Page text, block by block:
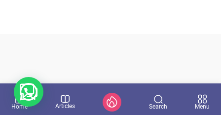
Home Articles Search Menu